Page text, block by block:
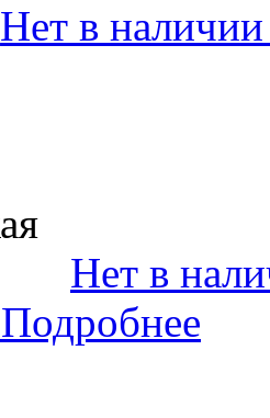
Нет в наличии
Нет в
Подробнее